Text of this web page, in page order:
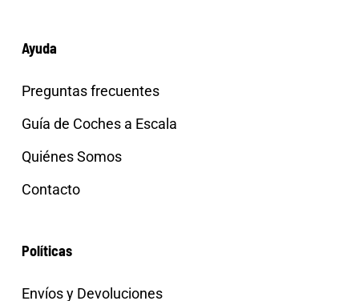
Ayuda
Preguntas frecuentes
Guía de Coches a Escala
Quiénes Somos
Contacto
Políticas
Envíos y Devoluciones